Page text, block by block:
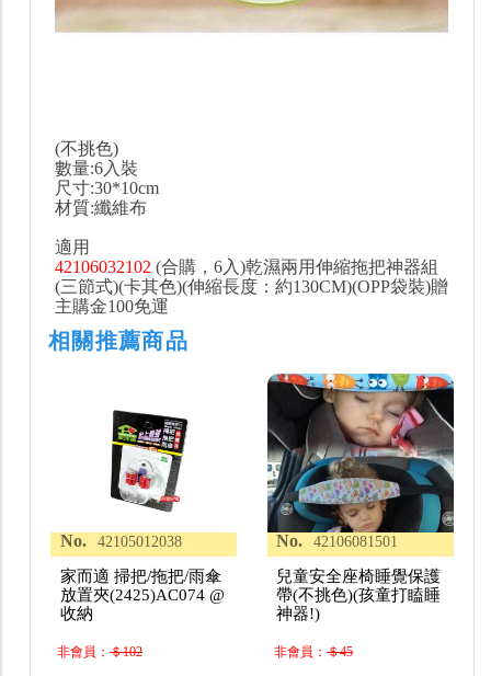
(不挑色)
數量:6入裝
尺寸:30*10cm
材質:纖維布
適用
42106032102 (合購，6入)乾濕兩用伸縮拖把神器組
(三節式)(卡其色)(伸縮長度：約130CM)(OPP袋裝)贈
主購金100免運
相關推薦商品
No. 42105012038
家而適 掃把/拖把/雨傘
放置夾(2425)AC074 @
收納
非會員：＄102
No. 42106081501
兒童安全座椅睡覺保護
帶(不挑色)(孩童打瞌睡
神器!)
非會員：＄45